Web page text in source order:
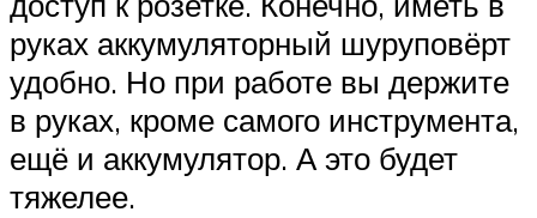
руках аккумуляторный шуруповёрт
удобно. Но при работе вы держите
в руках, кроме самого инструмента,
ещё и аккумулятор. А это будет
тяжелее.